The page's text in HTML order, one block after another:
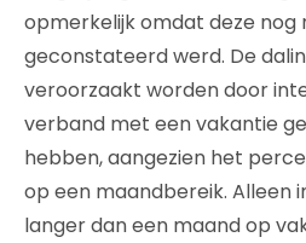
opmerkelijk omdat deze nog
geconstateerd werd. De
veroorzaakt worden door
verband met een vakantie
hebben, aangezien het
op een maandbereik. Alleen
langer dan een maand op